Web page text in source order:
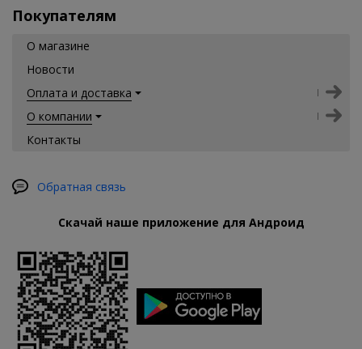
Покупателям
О магазине
Новости
Оплата и доставка
О компании
Контакты
Обратная связь
Скачай наше приложение для Андроид